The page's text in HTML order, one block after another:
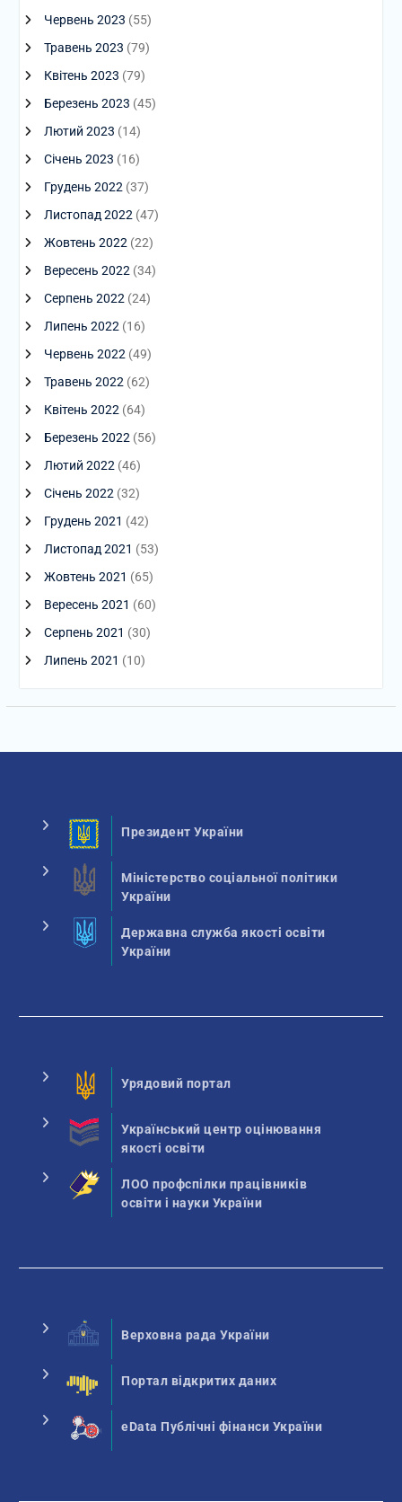
Червень 2023 (55)
Травень 2023 (79)
Квітень 2023 (79)
Березень 2023 (45)
Лютий 2023 (14)
Січень 2023 (16)
Грудень 2022 (37)
Листопад 2022 (47)
Жовтень 2022 (22)
Вересень 2022 (34)
Серпень 2022 (24)
Липень 2022 (16)
Червень 2022 (49)
Травень 2022 (62)
Квітень 2022 (64)
Березень 2022 (56)
Лютий 2022 (46)
Січень 2022 (32)
Грудень 2021 (42)
Листопад 2021 (53)
Жовтень 2021 (65)
Вересень 2021 (60)
Серпень 2021 (30)
Липень 2021 (10)
Президент України
Міністерство соціальної політики
України
Державна служба якості освіти
України
Урядовий портал
Український центр оцінювання
якості освіти
ЛОО профспілки працівників
освіти і науки України
Верховна рада України
Портал відкритих даних
eData Публічні фінанси України